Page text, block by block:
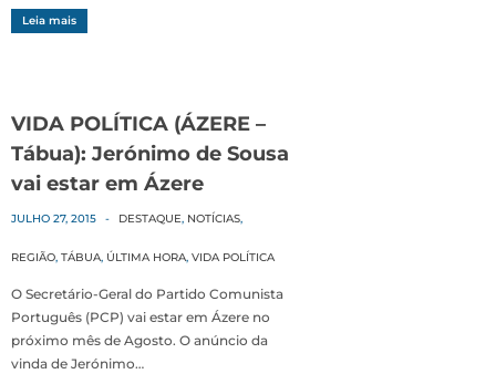
Leia mais
VIDA POLÍTICA (ÁZERE –
Tábua): Jerónimo de Sousa
vai estar em Ázere
JULHO 27, 2015 - DESTAQUE, NOTÍCIAS,
REGIÃO, TÁBUA, ÚLTIMA HORA, VIDA POLÍTICA
O Secretário-Geral do Partido Comunista
Português (PCP) vai estar em Ázere no
próximo mês de Agosto. O anúncio da
vinda de Jerónimo…